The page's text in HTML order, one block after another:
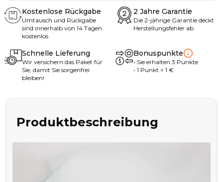
Kostenlose Rückgabe
Umtausch und Rückgabe
sind innerhalb von 14 Tagen
kostenlos
2 Jahre Garantie
Die 2-jährige Garantie deckt
Herstellungsfehler ab
Schnelle Lieferung
Wir versichern das Paket für
Sie, damit Sie sorgenfrei
bleiben!
Bonuspunkte
• Sie erhalten 3 Punkte
• 1 Punkt = 1 €
Produktbeschreibung